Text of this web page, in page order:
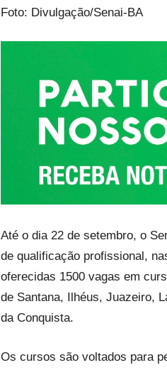
Foto: Divulgação/Senai-BA
Até o dia 22 de setembro, o
de qualificação profissional,
oferecidas 1500 vagas em
de Santana, Ilhéus, Juazeiro,
da Conquista.
Os cursos são voltados para